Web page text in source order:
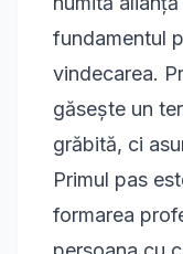
fundamentul
vindecarea.
găsește un
grăbită, ci
Primul pas
formarea